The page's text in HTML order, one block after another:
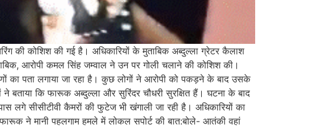
की कोशिश की गई है। अधिकारियों के मुताबिक अब्दुल्ला ग्रेटर कैलाश
आरोपी कमल सिंह जम्वाल ने उन पर गोली चलाने की कोशिश की।
का पता लगाया जा रहा है। कुछ लोगों ने आरोपी को पकड़ने के बाद उसके
बताया कि फारूक अब्दुल्ला और सुरिंदर चौधरी सुरक्षित हैं। घटना के बाद
सीसीटीवी कैमरों की फुटेज भी खंगाली जा रही है। अधिकारियों का
ने मानी पहलगाम हमले में लोकल सपोर्ट की बात:बोले- आतंकी वहां